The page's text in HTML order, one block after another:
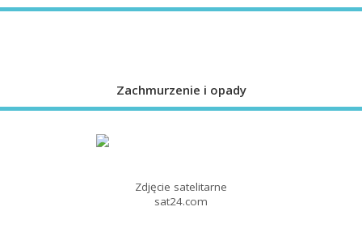
Zachmurzenie i opady
Zdjęcie satelitarne
sat24.com